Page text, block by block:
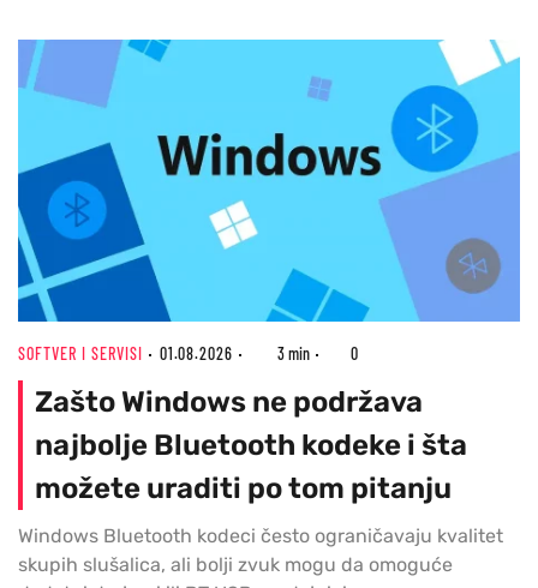
SOFTVER I SERVISI 01.08.2026 3 min 0
Zašto Windows ne podržava
najbolje Bluetooth kodeke i šta
možete uraditi po tom pitanju
Windows Bluetooth kodeci često ograničavaju kvalitet
skupih slušalica, ali bolji zvuk mogu da omoguće